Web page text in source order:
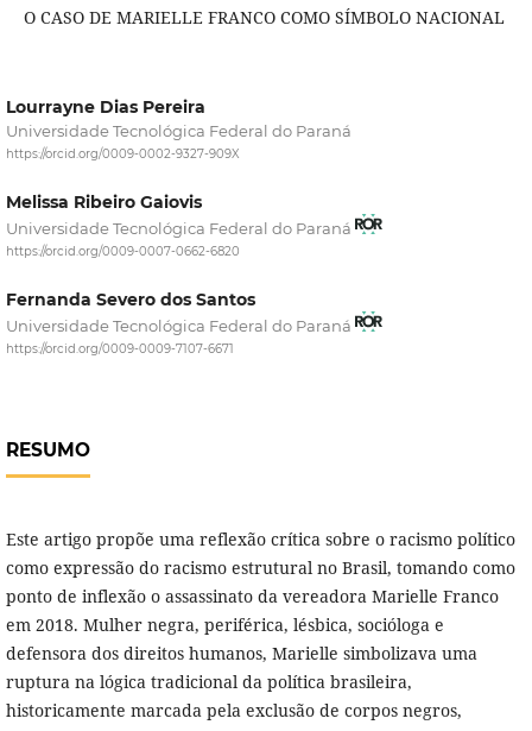
O CASO DE MARIELLE FRANCO COMO SÍMBOLO NACIONAL
Lourrayne Dias Pereira
Universidade Tecnológica Federal do Paraná
https://orcid.org/0009-0002-9327-909X
Melissa Ribeiro Gaiovis
Universidade Tecnológica Federal do Paraná
https://orcid.org/0009-0007-0662-6820
Fernanda Severo dos Santos
Universidade Tecnológica Federal do Paraná
https://orcid.org/0009-0009-7107-6671
RESUMO
Este artigo propõe uma reflexão crítica sobre o racismo político
como expressão do racismo estrutural no Brasil, tomando como
ponto de inflexão o assassinato da vereadora Marielle Franco
em 2018. Mulher negra, periférica, lésbica, socióloga e
defensora dos direitos humanos, Marielle simbolizava uma
ruptura na lógica tradicional da política brasileira,
historicamente marcada pela exclusão de corpos negros,